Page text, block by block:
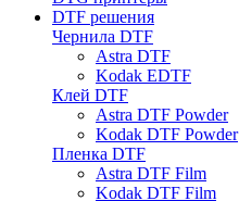
DTF решения
Чернила DTF
Astra DTF
Kodak EDTF
Клей DTF
Astra DTF Powder
Kodak DTF Powder
Пленка DTF
Astra DTF Film
Kodak DTF Film